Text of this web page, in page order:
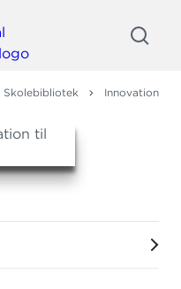
Skolebibliotek Innovation